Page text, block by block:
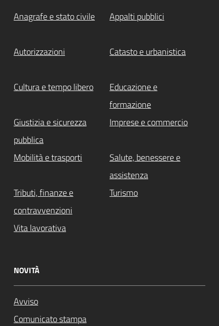
Anagrafe e stato civile Appalti pubblici
Autorizzazioni Catasto e urbanistica
Cultura e tempo libero
Educazione e
formazione
Giustizia e sicurezza
pubblica
Imprese e commercio
Mobilità e trasporti
Salute, benessere e
assistenza
Tributi, finanze e
contravvenzioni
Turismo
Vita lavorativa
NOVITÀ
Avviso
Comunicato stampa